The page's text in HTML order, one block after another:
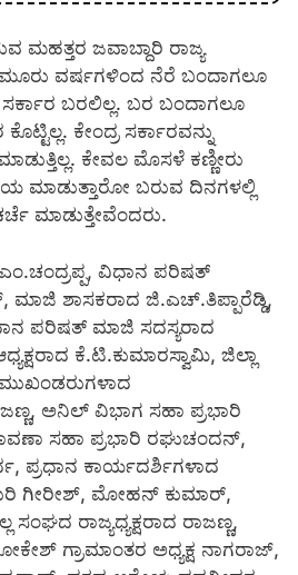
ಮಹತ್ತರ ಜವಾಬ್ದಾರಿ ರಾಜ್ಯ
ಮೂರು ವರ್ಷಗಳಿಂದ ನೆರೆ ಬಂದಾಗಲೂ
ಸರ್ಕಾರ ಬರಲಿಲ್ಲ. ಬರ ಬಂದಾಗಲೂ
ಕೇಂದ್ರ ಸರ್ಕಾರವನ್ನು
ಕೇವಲ ಮೊಸಳೆ ಕಣ್ಣೀರು
ಮಾಡುತ್ತಾರೋ ಬರುವ ದಿನಗಳಲ್ಲಿ
ಮಾಡುತ್ತೇವೆಂದರು.
ವಿಧಾನ ಪರಿಷತ್
ಮಾಜಿ ಶಾಸಕರಾದ ಜಿ.ಎಚ್.ತಿಪ್ಪಾರೆಡ್ಡಿ,
ಪರಿಷತ್ ಮಾಜಿ ಸದಸ್ಯರಾದ
ಕೆ.ಟಿ.ಕುಮಾರಸ್ವಾಮಿ, ಜಿಲ್ಲಾ
ಮುಖಂಡರುಗಳಾದ
ಅನಿಲ್ ವಿಭಾಗ ಸಹಾ ಪ್ರಭಾರಿ
ಸಹಾ ಪ್ರಭಾರಿ ರಘುಚಂದನ್,
ಪ್ರಧಾನ ಕಾರ್ಯದರ್ಶಿಗಳಾದ
ಗೀರೀಶ್, ಮೋಹನ್ ಕುಮಾರ್,
ಸಂಘದ ರಾಜ್ಯಧ್ಯಕ್ಷರಾದ ರಾಜಣ್ಣ,
ಗ್ರಾಮಾಂತರ ಅಧ್ಯಕ್ಷ ನಾಗರಾಜ್,